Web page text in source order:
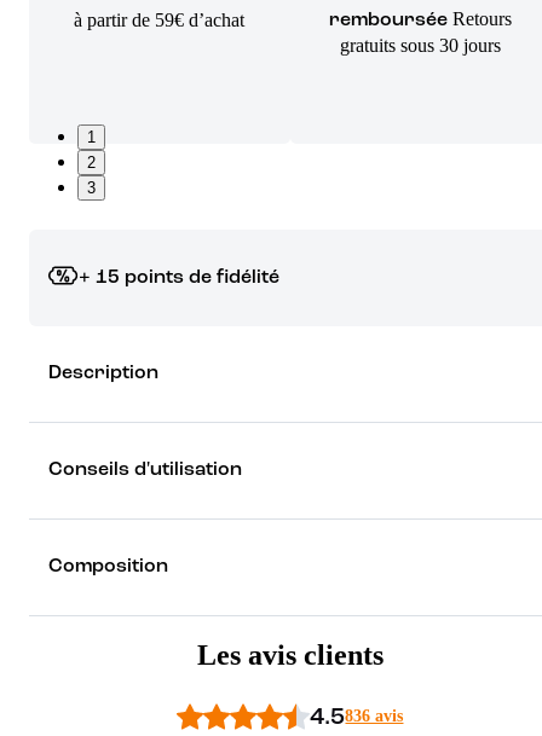
à partir de 59€ d’achat
remboursée Retours
gratuits sous 30 jours
1
2
3
+ 15 points de fidélité
rêver !
Découvrez les récompenses
Description
Conseils d'utilisation
Composition
Les avis clients
4.5836 avis